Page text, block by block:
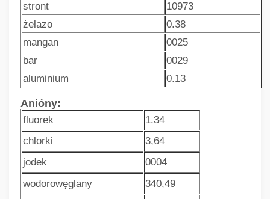
stront
10973
żelazo
0.38
mangan
0025
bar
0029
aluminium
0.13
Anióny:
fluorek
1.34
chlorki
3,64
jodek
0004
wodorowęglany
340,49